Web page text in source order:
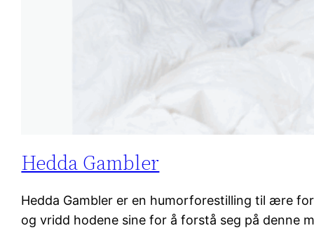
Hedda Gambler
Hedda Gambler er en humorforestilling til ære
og vridd hodene sine for å forstå seg på denne